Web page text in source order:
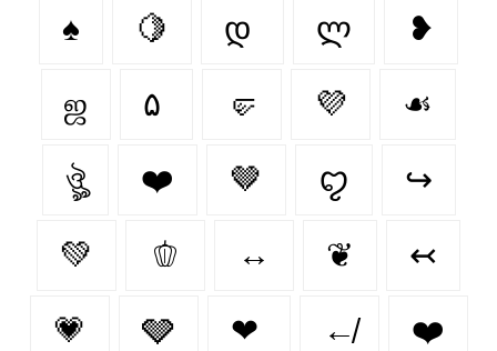
♠️ 🍋‍ დ ლ ❥
ஜ ۵ 🤛 💜 ☙
ঔৣ ❤️‍ 🤎 ꨄ ↪
💚 🫑 ↔ ❦ ↢
💗 🩶 ❤ ↚ ❤️